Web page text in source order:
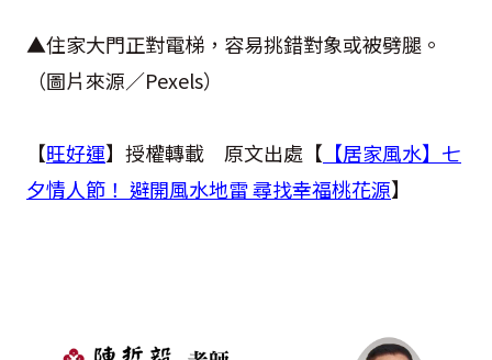
▲住家大門正對電梯，容易挑錯對象或被劈腿。
（圖片來源／Pexels）
【旺好運】授權轉載 原文出處【 【居家風水】七
夕情人節！ 避開風水地雷 尋找幸福桃花源】